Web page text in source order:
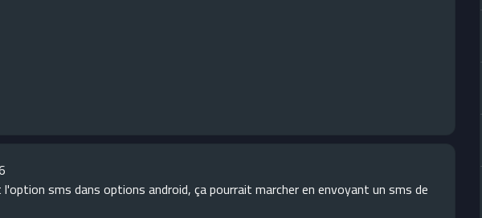
sms dans options android, ça pourrait marcher en envoyant un sms de